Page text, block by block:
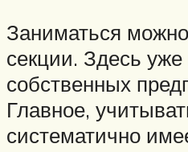
Заниматься
секции. Здесь уже
собственных
Главное,
систематично